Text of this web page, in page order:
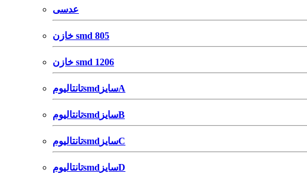
عدسی
خازن smd 805
خازن smd 1206
تانتالیومsmdسایزA
تانتالیومsmdسایزB
تانتالیومsmdسایزC
تانتالیومsmdسایزD